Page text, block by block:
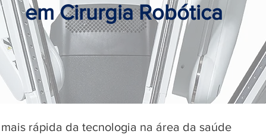
em Cirurgia Robótica
rápida da tecnologia na área da saúde